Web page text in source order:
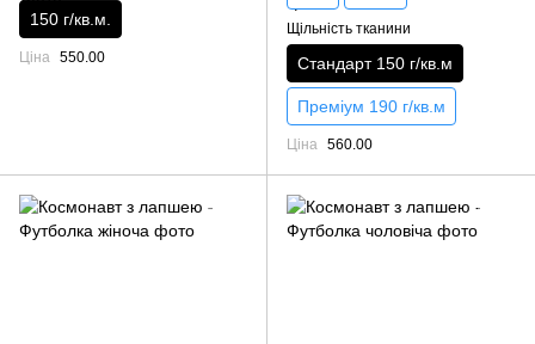
150 г/кв.м.
Ціна 550.00
Щільність тканини
Стандарт 150 г/кв.м
Преміум 190 г/кв.м
Ціна 560.00